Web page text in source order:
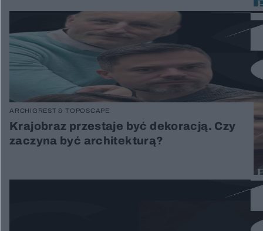
ARCHIGREST & TOPOSCAPE
Krajobraz przestaje być dekoracją. Czy
zaczyna być architekturą?